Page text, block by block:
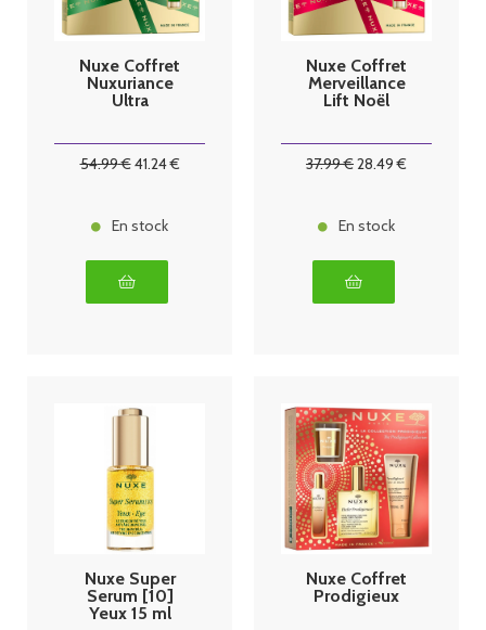
Nuxe Coffret
Nuxuriance
Ultra
54.99€41.24€
En stock
Nuxe Coffret
Merveillance
Lift Noël
37.99€28.49 €
En stock
Nuxe Super
Serum [10]
Yeux 15 ml
Nuxe Coffret
Prodigieux